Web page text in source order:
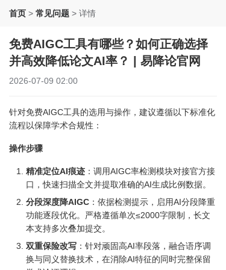
首页 > 常见问题 > 详情
免费AIGC工具有哪些？如何正确选择
并高效降低论文AI率？ | 易降论官网
2026-07-09 02:00
针对免费AIGC工具的选用与操作，建议遵循以下标准化
流程以保障学术合规性：
操作步骤
精准定位AI痕迹 ：调用AIGC率检测模块对接官方接
口，快速扫描全文并提取准确的AI生成比例数据。
分段深度降AIGC ：依据检测提示，启用AI分段降重
功能逐段优化。严格遵循单次≤2000字限制，长文
本支持多次叠加提交。
双重保险改写 ：针对顽固高AI率段落，融合语序调
换与同义替换技术，在消除AI特征的同时完整保留